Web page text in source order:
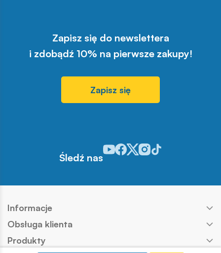
Zapisz się do newslettera
i zdobądź 10% na pierwsze zakupy!
Zapisz się
Śledź nas
Odwiedź nasz profil w serwisie
Odwiedź nasz profil w serwisie
Odwiedź nasz profil w
Odwiedź nasz profil w
Odwiedź nasz profil
Informacje
Obsługa klienta
Produkty